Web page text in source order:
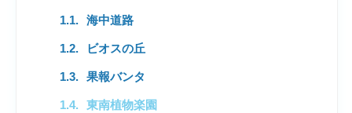
海中道路
ビオスの丘
果報バンタ
東南植物楽園